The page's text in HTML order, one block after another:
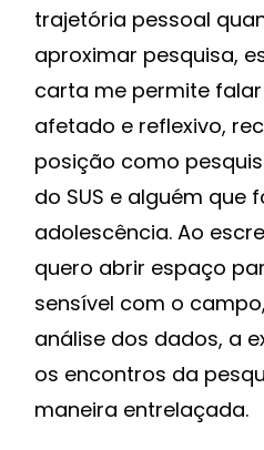
trajetória pessoal
aproximar pesquisa,
carta me permite
afetado e reflexivo,
posição como
do SUS e alguém que
adolescência. Ao
quero abrir espaço
sensível com o
análise dos dados, a
os encontros da
maneira entrelaçada.